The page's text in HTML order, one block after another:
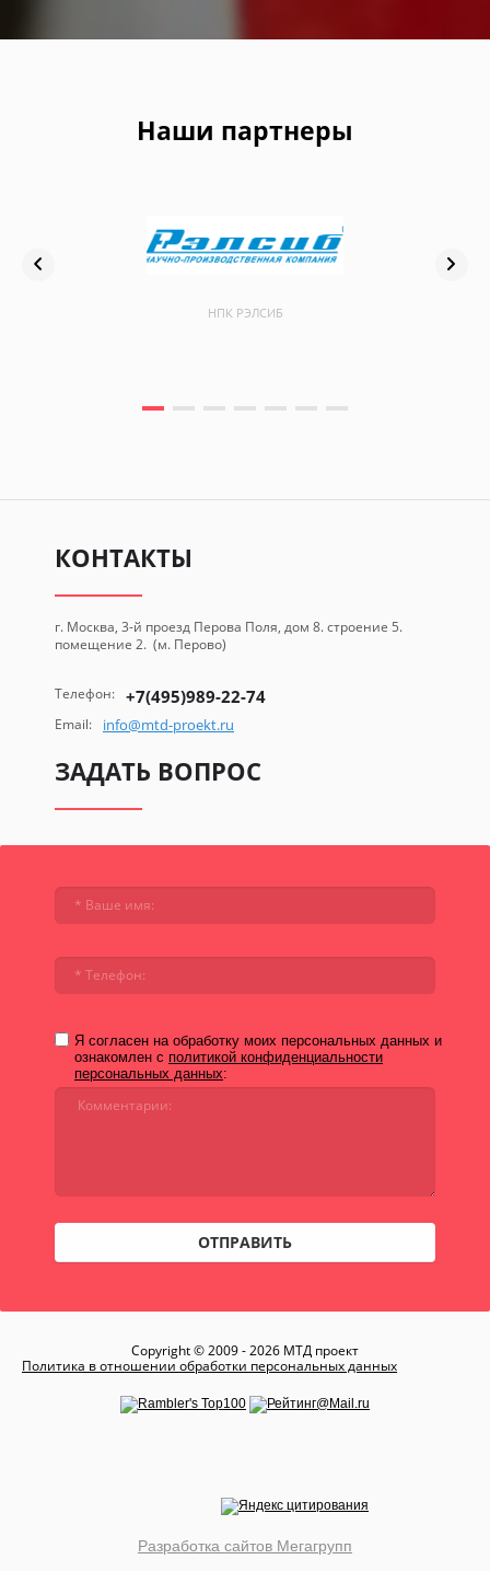
Наши партнеры
НПК РЭЛСИБ
КОНТАКТЫ
г. Москва, 3-й проезд Перова Поля, дом 8. строение 5.
помещение 2. (м. Перово)
Телефон: +7(495)989-22-74
Email: info@mtd-proekt.ru
ЗАДАТЬ ВОПРОС
Я согласен на обработку моих персональных данных и
ознакомлен с политикой конфиденциальности
персональных данных:
ОТПРАВИТЬ
Copyright © 2009 - 2026 МТД проект
Политика в отношении обработки персональных данных
Разработка сайтов Мегагрупп